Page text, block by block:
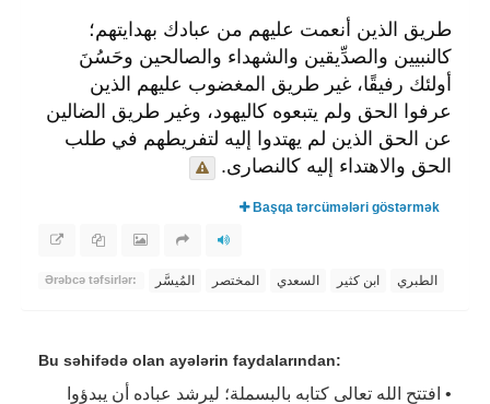
طريق الذين أنعمت عليهم من عبادك بهدايتهم؛
كالنبيين والصدِّيقين والشهداء والصالحين وحَسُنَ
أولئك رفيقًا، غير طريق المغضوب عليهم الذين
عرفوا الحق ولم يتبعوه كاليهود، وغير طريق الضالين
عن الحق الذين لم يهتدوا إليه لتفريطهم في طلب
الحق والاهتداء إليه كالنصارى.
Başqa tərcümələri göstərmək
Ərəbcə təfsirlər: المُيسَّر المختصر السعدي ابن كثير الطبري
Bu səhifədə olan ayələrin faydalarından:
• افتتح الله تعالى كتابه بالبسملة؛ ليرشد عباده أن يبدؤوا